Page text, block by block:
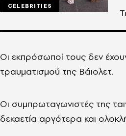
CELEBRITIES
Οι εκπρόσωποί τους δεν
τραυματισμού της Βάιολετ.
Οι συμπρωταγωνιστές της
δεκαετία αργότερα και